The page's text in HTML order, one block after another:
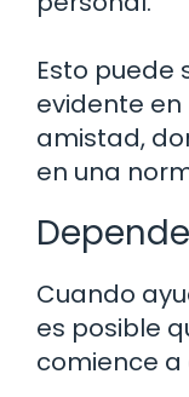
Esto puede
evidente
amistad,
en una
Cuando
es posible
comience